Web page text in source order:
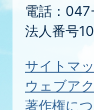
電話：
法人番号
サイトマ
ウェブア
著作権に